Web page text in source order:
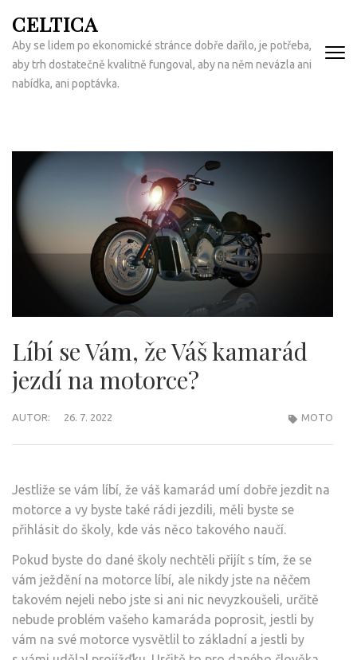
na
obsah
(Enter)
CELTICA
Aby se lidem po ekonomické stránce dobře dařilo, je potřeba,
aby trh dostatečně kvalitně fungoval, aby na něm nevázla ani
nabídka, ani poptávka.
Líbí se Vám, že Váš kamarád
jezdí na motorce?
AUTOR: 26. 7. 2022 MOTO
Jestliže se vám líbí, že váš kamarád umí dobře jezdit na
motorce a vy byste také rádi jezdili, měli byste se
přihlásit do školy, kde vás něco takového naučí.
Pokud byste do dané školy nechtěli přijít s tím, že se
vám ježdění na motorce líbí, ale nikdy jste na něčem
takovém nejeli nebo jste si ani nic nevyzkoušeli, určitě
nebude problém vašeho kamaráda poprosit, jestli by
vám na své motorce vysvětlil to základní a jestli by